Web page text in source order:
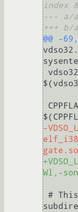
index
--- a/
+++ b/
@@ -
-
Wl,-